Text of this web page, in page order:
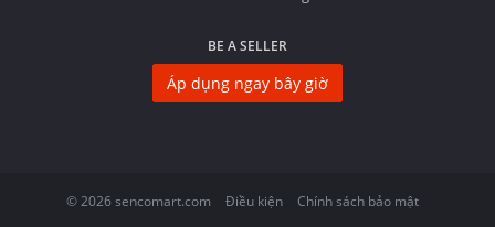
BE A SELLER
Áp dụng ngay bây giờ
© 2026 sencomart.com Điều kiện Chính sách bảo mật